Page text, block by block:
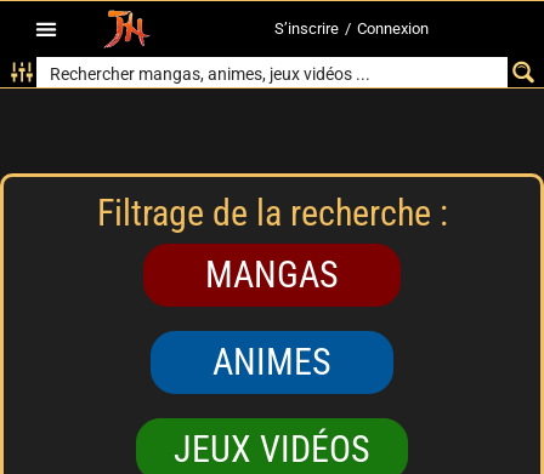
S’inscrire / Connexion
Filtrage de la recherche :
MANGAS
ANIMES
JEUX VIDÉOS